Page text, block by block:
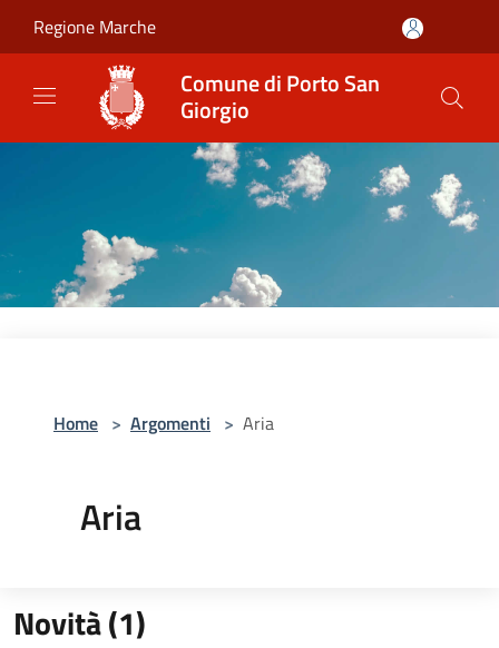
Regione Marche
Comune di Porto San
Giorgio
Home > Argomenti > Aria
Aria
Novità (1)